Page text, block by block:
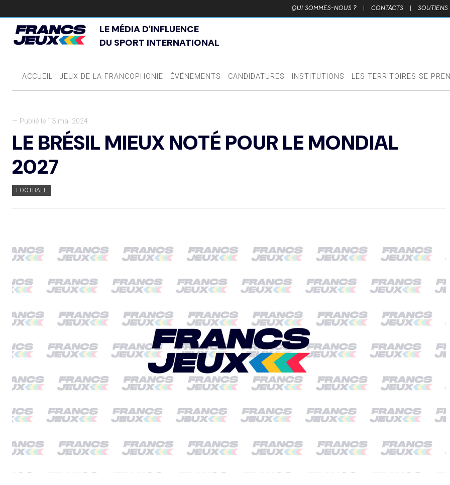
QUI SOMMES-NOUS ? | CONTACTS | SOUTIENS
LE MÉDIA D'INFLUENCE
DU SPORT INTERNATIONAL
ACCUEIL JEUX DE LA FRANCOPHONIE ÉVÉNEMENTS CANDIDATURES INSTITUTIONS LES TERRITOIRES SE
— Publié le 13 mai 2024
LE BRÉSIL MIEUX NOTÉ POUR LE MONDIAL
2027
FOOTBALL